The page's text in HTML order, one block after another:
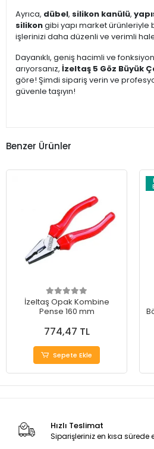
Ayrıca, dübel, silikon kanülü,
silikongibi yapı market ürünleriyle
işlerinizi daha düzenli ve verimli
Dayanıklı, geniş hacimli ve
arıyorsanız, İzeltaş 5 Göz Büyük
göre! Şimdi sipariş verin ve
güvenle taşıyın!
Benzer Ürünler
İzeltaş Opak Kombine
Pense 160 mm
774,47 TL
Sepete Ekle
Hızlı Teslimat
Siparişleriniz en kısa sürede